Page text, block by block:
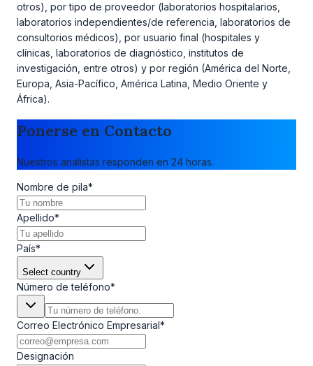
otros), por tipo de proveedor (laboratorios hospitalarios,
laboratorios independientes/de referencia, laboratorios de
consultorios médicos), por usuario final (hospitales y
clínicas, laboratorios de diagnóstico, institutos de
investigación, entre otros) y por región (América del Norte,
Europa, Asia-Pacífico, América Latina, Medio Oriente y
África).
Ponerse en Contacto
Nuestros analistas responden en 24 horas.
Nombre de pila*
Apellido*
País*
Select country
Número de teléfono*
Correo Electrónico Empresarial*
Designación